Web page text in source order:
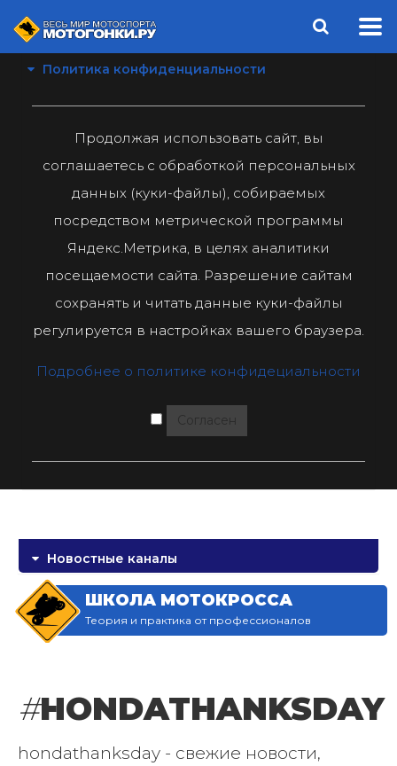
Политика конфиденциальности
Продолжая использовать сайт, вы
соглашаетесь с обработкой персональных
данных (куки-файлы), собираемых
посредством метрической программы
Яндекс.Метрика, в целях аналитики
посещаемости сайта. Разрешение сайтам
сохранять и читать данные куки-файлы
регулируется в настройках вашего браузера.
Подробнее о политике конфидециальности
Согласен
Новостные каналы
ШКОЛА МОТОКРОССА
Теория и практика от профессионалов
#HONDATHANKSDAY
hondathanksday - свежие новости,